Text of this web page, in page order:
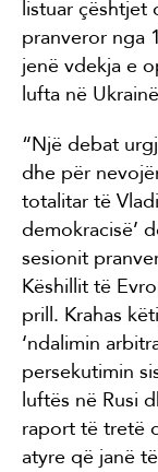
listuar
pranveror nga
jenë vdekja e
lufta në
“Një debat
dhe për
totalitar të
demokracisë’
sesionit
Këshillit të
prill. Krahas
‘ndalimin
persekutimin
luftës në Rusi
raport të tretë
atyre që janë